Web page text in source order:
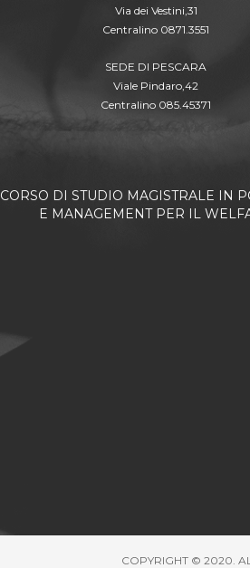
Via dei Vestini,31
Centralino 0871.3551
SEDE DI PESCARA
Viale Pindaro,42
Centralino 085.45371
CORSO DI STUDIO MAGISTRALE IN
E MANAGEMENT PER IL
COPYRIGHT © 2020.